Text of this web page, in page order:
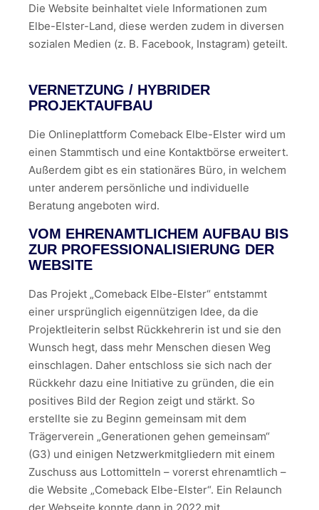
Die Website beinhaltet viele Informationen zum
Elbe-Elster-Land, diese werden zudem in diversen
sozialen Medien (z. B. Facebook, Instagram) geteilt.
VERNETZUNG / HYBRIDER
PROJEKTAUFBAU
Die Onlineplattform Comeback Elbe-Elster wird um
einen Stammtisch und eine Kontaktbörse erweitert.
Außerdem gibt es ein stationäres Büro, in welchem
unter anderem persönliche und individuelle
Beratung angeboten wird.
VOM EHRENAMTLICHEM AUFBAU BIS
ZUR PROFESSIONALISIERUNG DER
WEBSITE
Das Projekt „Comeback Elbe-Elster“ entstammt
einer ursprünglich eigennützigen Idee, da die
Projektleiterin selbst Rückkehrerin ist und sie den
Wunsch hegt, dass mehr Menschen diesen Weg
einschlagen. Daher entschloss sie sich nach der
Rückkehr dazu eine Initiative zu gründen, die ein
positives Bild der Region zeigt und stärkt. So
erstellte sie zu Beginn gemeinsam mit dem
Trägerverein „Generationen gehen gemeinsam“
(G3) und einigen Netzwerkmitgliedern mit einem
Zuschuss aus Lottomitteln – vorerst ehrenamtlich –
die Website „Comeback Elbe-Elster“. Ein Relaunch